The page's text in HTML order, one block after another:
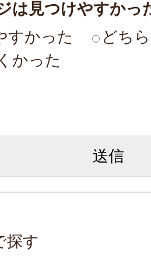
は見つけやすかっ
すかった
どち
かった
探す